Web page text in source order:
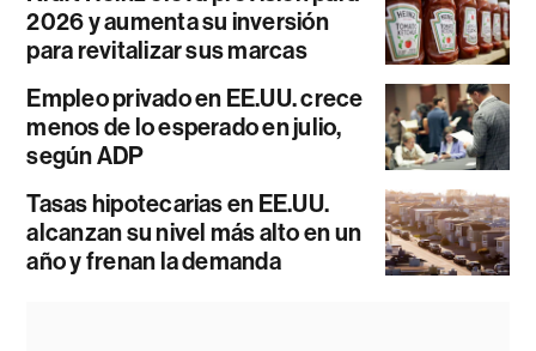
2026 y aumenta su inversión
para revitalizar sus marcas
Empleo privado en EE.UU. crece
menos de lo esperado en julio,
según ADP
Tasas hipotecarias en EE.UU.
alcanzan su nivel más alto en un
año y frenan la demanda